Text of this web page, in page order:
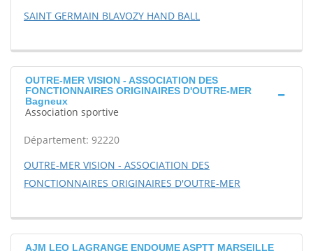
SAINT GERMAIN BLAVOZY HAND BALL
OUTRE-MER VISION - ASSOCIATION DES
FONCTIONNAIRES ORIGINAIRES D'OUTRE-MER
Bagneux
Association sportive
Département: 92220
OUTRE-MER VISION - ASSOCIATION DES
FONCTIONNAIRES ORIGINAIRES D'OUTRE-MER
AJM LEO LAGRANGE ENDOUME ASPTT MARSEILLE